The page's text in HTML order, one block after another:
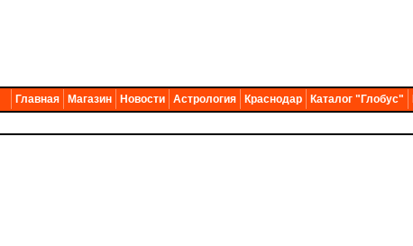
Главная Магазин Новости Астрология Краснодар Каталог "Глобус"